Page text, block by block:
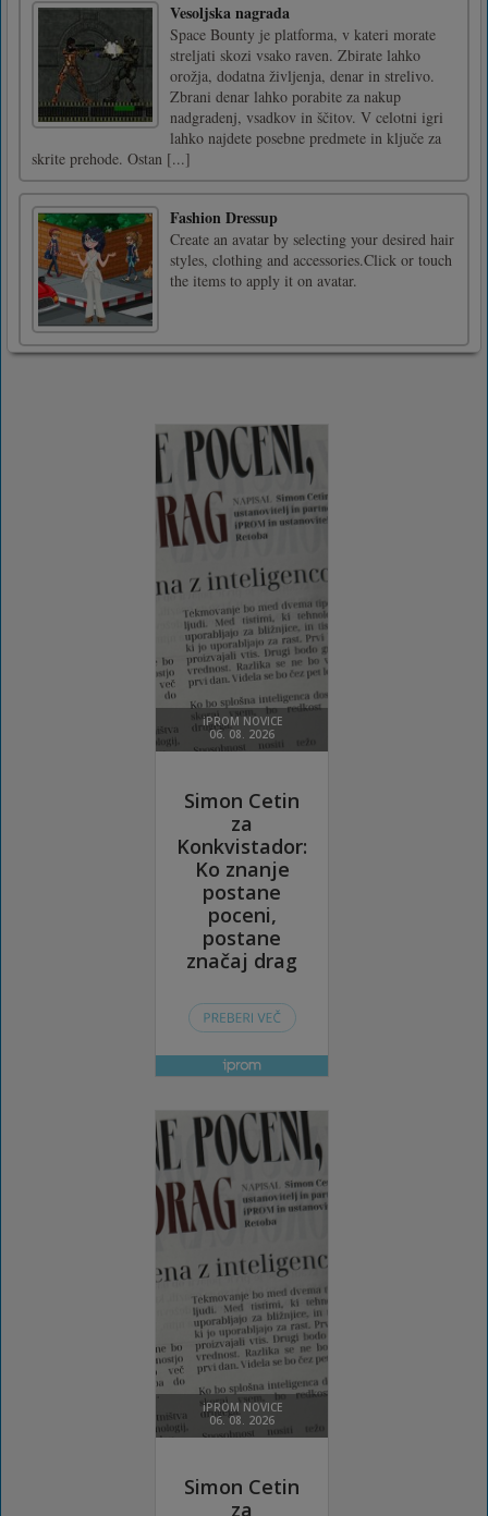
Vesoljska nagrada
Space Bounty je platforma, v kateri morate
streljati skozi vsako raven. Zbirate lahko
orožja, dodatna življenja, denar in strelivo.
Zbrani denar lahko porabite za nakup
nadgradenj, vsadkov in ščitov. V celotni igri
lahko najdete posebne predmete in ključe za
skrite prehode. Ostan [...]
Fashion Dressup
Create an avatar by selecting your desired hair
styles, clothing and accessories.Click or touch
the items to apply it on avatar.